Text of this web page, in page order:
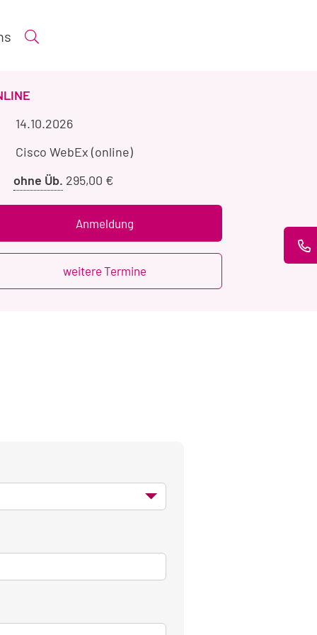
Suche öffnen
Veranstaltungszeitraum
14.10.2026
Veranstaltungsort
Cisco WebEx (online)
ohne Üb. Preis
Übernachtung
295,00 €
Anmeldung
weitere Termine